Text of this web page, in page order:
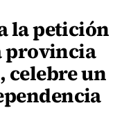
la petición
provincia
celebre un